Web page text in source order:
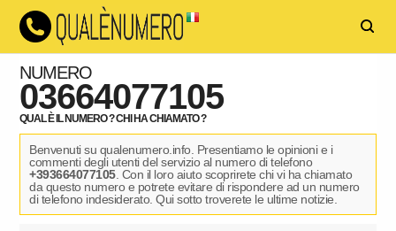
NUMERO
03664077105
QUAL È IL NUMERO ? CHI HA CHIAMATO ?
Benvenuti su qualenumero.info. Presentiamo le opinioni e i
commenti degli utenti del servizio al numero di telefono
+393664077105. Con il loro aiuto scoprirete chi vi ha chiamato
da questo numero e potrete evitare di rispondere ad un numero
di telefono indesiderato. Qui sotto troverete le ultime notizie.